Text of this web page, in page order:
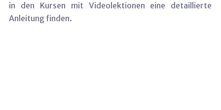
in den Kursen mit Videolektionen eine detaillierte
Anleitung finden.